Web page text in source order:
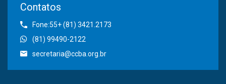
Contatos
Fone:55+ (81) 3421.2173
(81) 99490-2122
secretaria@ccba.org.br